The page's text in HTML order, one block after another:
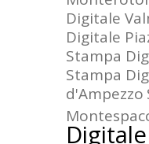
Digitale
Digitale
Stampa
Stampa
d'Ampezzo